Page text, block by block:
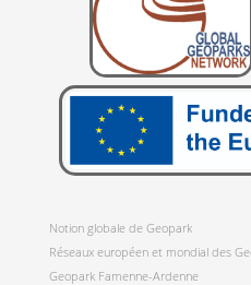
Notion globale de Geopark
Réseaux européen et mondial des
Geopark Famenne-Ardenne